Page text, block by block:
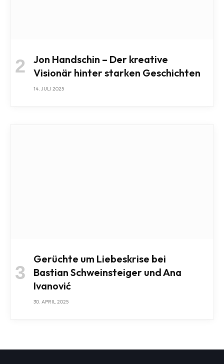
Jon Handschin – Der kreative
Visionär hinter starken Geschichten
14. JULI 2025
Gerüchte um Liebeskrise bei
Bastian Schweinsteiger und Ana
Ivanović
30. APRIL 2025